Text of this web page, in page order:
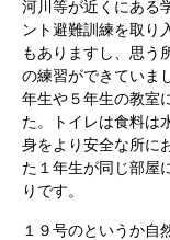
河川等が近くにある
ント避難訓練を取り
もありますし、思う
の練習ができていま
年生や５年生の教室
た。トイレは食料は
身をより安全な所に
た１年生が同じ部屋
りです。
１９号のというか自